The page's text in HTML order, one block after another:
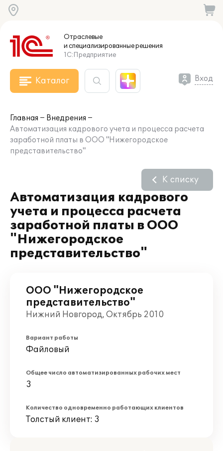
Отраслевые
и специализированныерешения
1С:Предприятие
Каталог Вход
Главная
Внедрения
Автоматизация кадрового учета и процесса расчета
заработной платы в ООО "Нижегородское
представительство"
Автоматизация кадрового
учета и процесса расчета
заработной платы в ООО
"Нижегородское
представительство"
К списку
ООО "Нижегородское
представительство"
Нижний Новгород, Октябрь 2010
Вариант работы
Файловый
Общее число автоматизированных рабочих мест
3
Количество одновременно работающих клиентов
Толстый клиент: 3